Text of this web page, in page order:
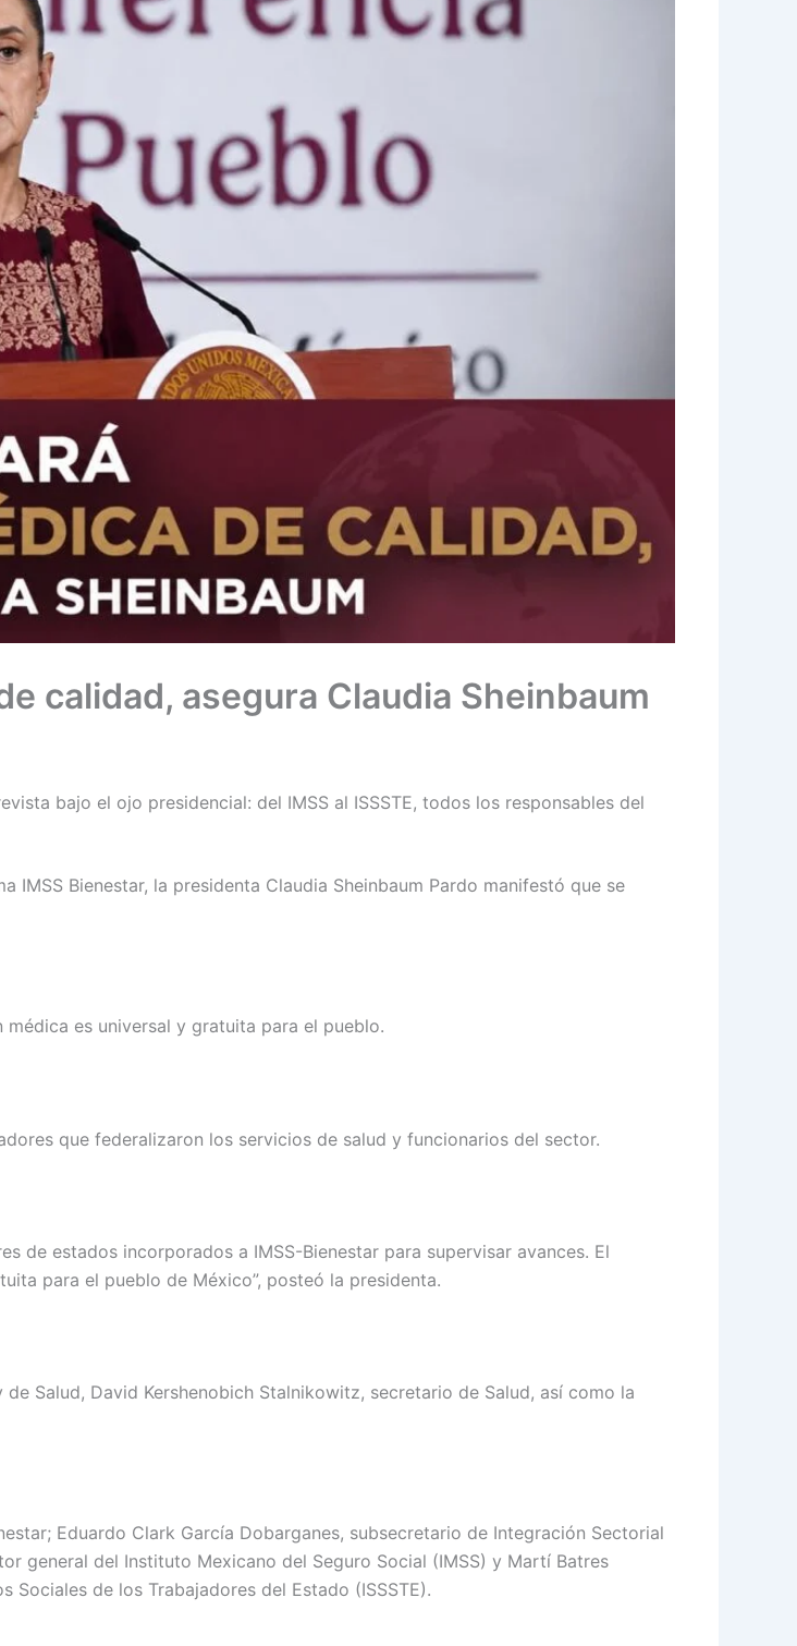
calidad, asegura Claudia Sheinbaum
bajo el ojo presidencial: del IMSS al ISSSTE, todos los responsables del
Bienestar, la presidenta Claudia Sheinbaum Pardo manifestó que se
es universal y gratuita para el pueblo.
que federalizaron los servicios de salud y funcionarios del sector.
de estados incorporados a IMSS-Bienestar para supervisar avances. El
para el pueblo de México”, posteó la presidenta.
Salud, David Kershenobich Stalnikowitz, secretario de Salud, así como la
Eduardo Clark García Dobarganes, subsecretario de Integración Sectorial
general del Instituto Mexicano del Seguro Social (IMSS) y Martí Batres
de los Trabajadores del Estado (ISSSTE).